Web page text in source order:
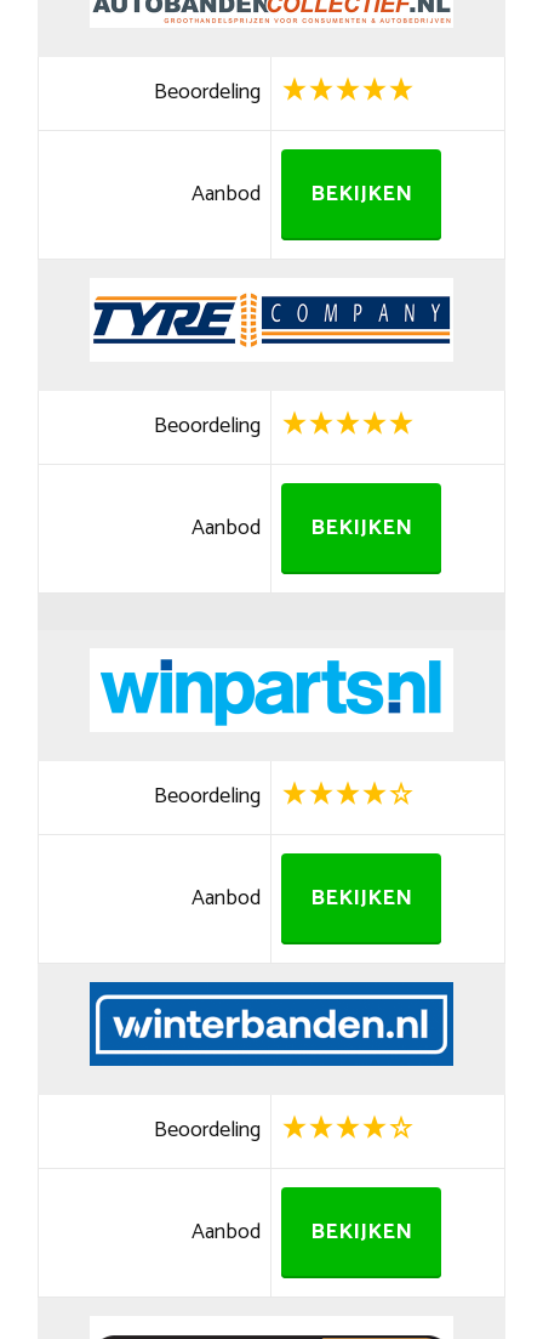
Beoordeling
Aanbod BEKIJKEN
Beoordeling
Aanbod BEKIJKEN
Beoordeling
Aanbod BEKIJKEN
Beoordeling
Aanbod BEKIJKEN